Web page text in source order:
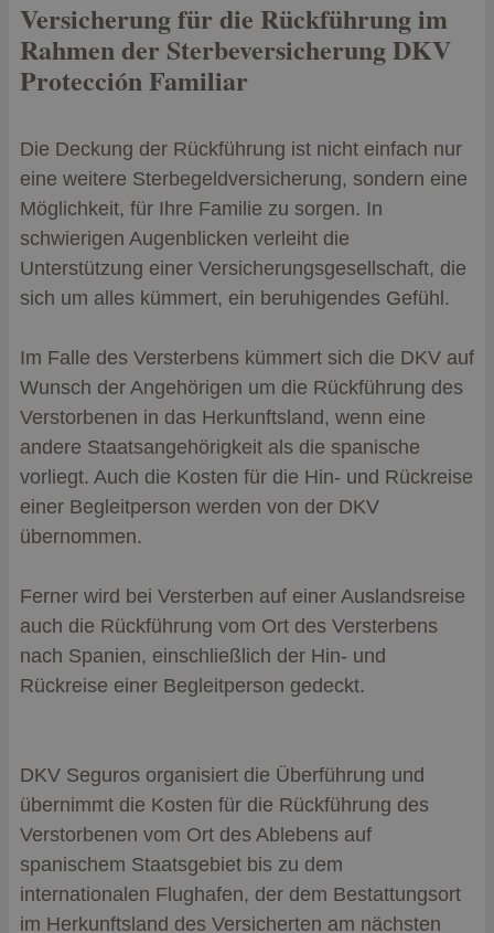
Versicherung für die Rückführung im
Rahmen der Sterbeversicherung DKV
Protección Familiar
Die Deckung der Rückführung ist nicht einfach nur
eine weitere Sterbegeldversicherung, sondern eine
Möglichkeit, für Ihre Familie zu sorgen. In
schwierigen Augenblicken verleiht die
Unterstützung einer Versicherungsgesellschaft, die
sich um alles kümmert, ein beruhigendes Gefühl.
Im Falle des Versterbens kümmert sich die DKV auf
Wunsch der Angehörigen um die Rückführung des
Verstorbenen in das Herkunftsland, wenn eine
andere Staatsangehörigkeit als die spanische
vorliegt. Auch die Kosten für die Hin- und Rückreise
einer Begleitperson werden von der DKV
übernommen.
Ferner wird bei Versterben auf einer Auslandsreise
auch die Rückführung vom Ort des Versterbens
nach Spanien, einschließlich der Hin- und
Rückreise einer Begleitperson gedeckt.
DKV Seguros organisiert die Überführung und
übernimmt die Kosten für die Rückführung des
Verstorbenen vom Ort des Ablebens auf
spanischem Staatsgebiet bis zu dem
internationalen Flughafen, der dem Bestattungsort
im Herkunftsland des Versicherten am nächsten